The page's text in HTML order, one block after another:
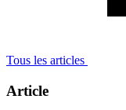
Tous les articles
Article